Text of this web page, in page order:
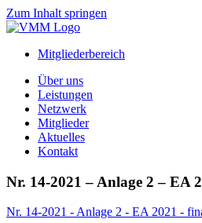
Zum Inhalt springen
Mitgliederbereich
Über uns
Leistungen
Netzwerk
Mitglieder
Aktuelles
Kontakt
Nr. 14-2021 – Anlage 2 – EA
Nr. 14-2021 - Anlage 2 - EA 2021 -